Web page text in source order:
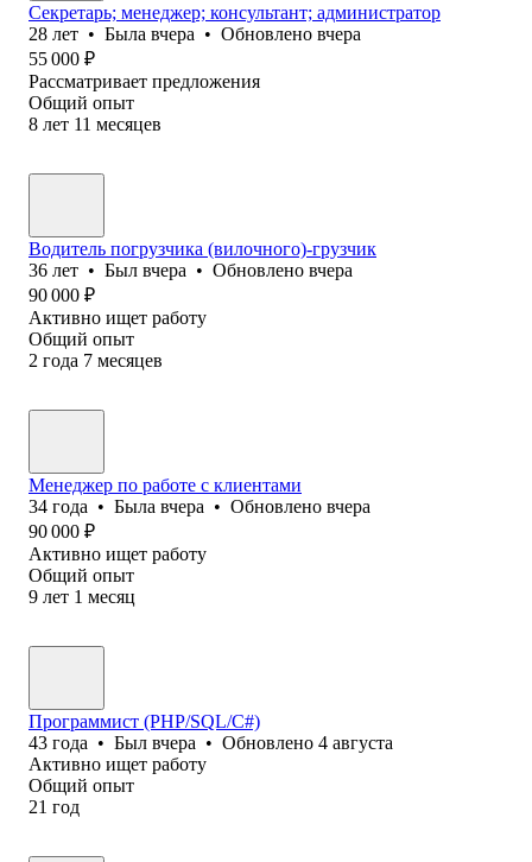
Секретарь; менеджер; консультант; администратор
28 лет • Была вчера • Обновлено вчера
55 000 ₽
Рассматривает предложения
Общий опыт
8 лет 11 месяцев
Водитель погрузчика (вилочного)-грузчик
36 лет • Был вчера • Обновлено вчера
90 000 ₽
Активно ищет работу
Общий опыт
2 года 7 месяцев
Менеджер по работе с клиентами
34 года • Была вчера • Обновлено вчера
90 000 ₽
Активно ищет работу
Общий опыт
9 лет 1 месяц
Программист (PHP/SQL/C#)
43 года • Был вчера • Обновлено 4 августа
Активно ищет работу
Общий опыт
21 год